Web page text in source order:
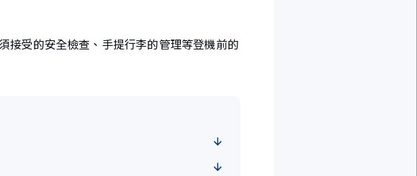
接受的安全檢查、手提行李的管理等登機前的